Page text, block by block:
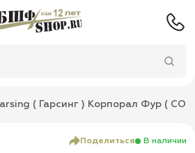
( Гарсинг ) Корпорал Фур (
Поделиться В наличии